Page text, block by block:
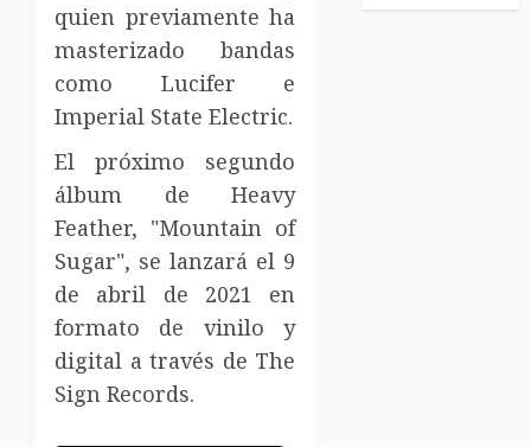
quien previamente ha
masterizado bandas
como Lucifer e
Imperial State Electric.
El próximo segundo
álbum de Heavy
Feather, "Mountain of
Sugar", se lanzará el 9
de abril de 2021 en
formato de vinilo y
digital a través de The
Sign Records.